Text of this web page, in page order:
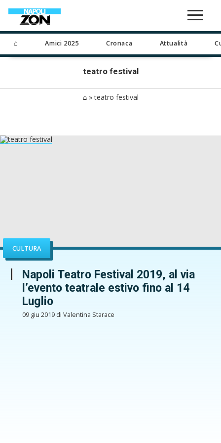
⌂ Amici 2025 Cronaca Attualità
teatro festival
⌂»teatro festival
CULTURA
Napoli Teatro Festival 2019, al via
l’evento teatrale estivo fino al 14
Luglio
09 giu 2019 di Valentina Starace